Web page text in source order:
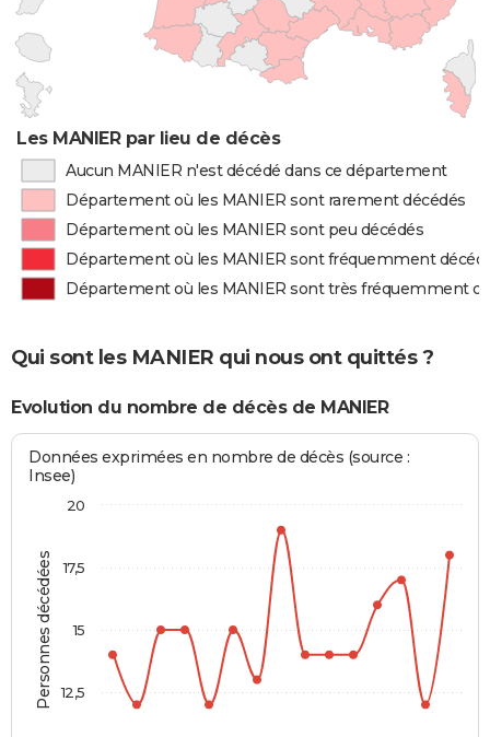
Les MANIER par lieu de décès
Aucun MANIER n'est décédé dans ce département
Département où les MANIER sont rarement décédés
Département où les MANIER sont peu décédés
Département où les MANIER sont fréquemment
Département où les MANIER sont très fréquemment
Qui sont les MANIER qui nous ont quittés ?
Evolution du nombre de décès de MANIER
Personnes décédées
Données exprimées en nombre de décès (source :
Insee)
20
12,5
15
17,5